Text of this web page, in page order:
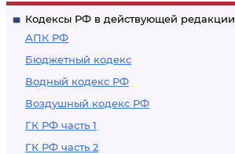
Кодексы РФ в действующей редакции
АПК РФ
Бюджетный кодекс
Водный кодекс РФ
Воздушный кодекс РФ
ГК РФ часть 1
ГК РФ часть 2